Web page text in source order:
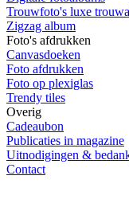
Trouwfoto's luxe
Zigzag album
Foto's afdrukken
Canvasdoeken
Foto afdrukken
Foto op plexiglas
Trendy tiles
Overig
Cadeaubon
Publicaties in magazine
Uitnodigingen &
Contact